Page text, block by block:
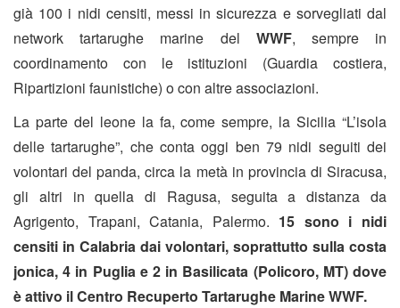
già 100 i nidi censiti, messi in sicurezza e sorvegliati dal
network tartarughe marine del WWF, sempre in
coordinamento con le istituzioni (Guardia costiera,
Ripartizioni faunistiche) o con altre associazioni.
La parte del leone la fa, come sempre, la Sicilia “L’isola
delle tartarughe”, che conta oggi ben 79 nidi seguiti dei
volontari del panda, circa la metà in provincia di Siracusa,
gli altri in quella di Ragusa, seguita a distanza da
Agrigento, Trapani, Catania, Palermo. 15 sono i nidi
censiti in Calabria dai volontari, soprattutto sulla costa
jonica, 4 in Puglia e 2 in Basilicata (Policoro, MT) dove
è attivo il Centro Recuperto Tartarughe Marine WWF.